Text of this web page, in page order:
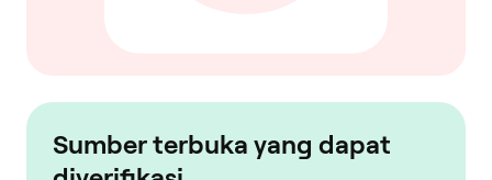
Sumber terbuka yang dapat